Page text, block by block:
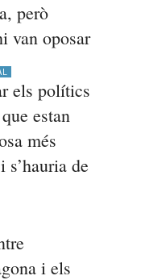
però
van oposar
els polítics
estan
més
de
i els